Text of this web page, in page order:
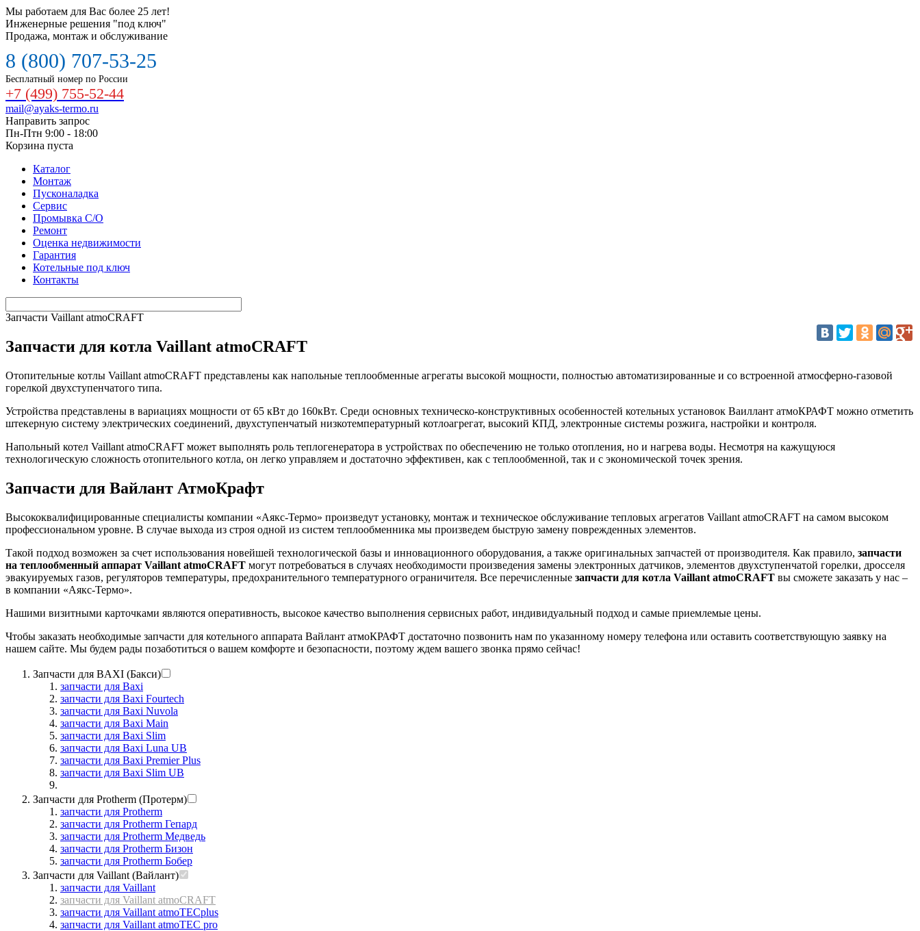
Мы работаем для Вас более 25 лет!
Инженерные решения "под ключ"
Продажа, монтаж и обслуживание
8 (800) 707-53-25
Бесплатный номер по России
+7 (499) 755-52-44
mail@ayaks-termo.ru
Направить запрос
Пн-Птн 9:00 - 18:00
Корзина пуста
Каталог
Монтаж
Пусконаладка
Сервис
Промывка С/О
Ремонт
Оценка недвижимости
Гарантия
Котельные под ключ
Контакты
Запчасти Vaillant atmoCRAFT
Запчасти для котла Vaillant atmoCRAFT
Отопительные котлы Vaillant atmoCRAFT представлены как напольные теплообменные агрегаты высокой мощности, полностью автоматизированные и со встроенной атмосферно-газовой
горелкой двухступенчатого типа.
Устройства представлены в вариациях мощности от 65 кВт до 160кВт. Среди основных техническо-конструктивных особенностей котельных установок Ваиллант атмоКРАФТ можно отметить
штекерную систему электрических соединений, двухступенчатый низкотемпературный котлоагрегат, высокий КПД, электронные системы розжига, настройки и контроля.
Напольный котел Vaillant atmoCRAFT может выполнять роль теплогенератора в устройствах по обеспечению не только отопления, но и нагрева воды. Несмотря на кажущуюся
технологическую сложность отопительного котла, он легко управляем и достаточно эффективен, как с теплообменной, так и с экономической точек зрения.
Запчасти для Вайлант АтмоКрафт
Высококвалифицированные специалисты компании «Аякс-Термо» произведут установку, монтаж и техническое обслуживание тепловых агрегатов Vaillant atmoCRAFT на самом высоком
профессиональном уровне. В случае выхода из строя одной из систем теплообменника мы произведем быструю замену поврежденных элементов.
Такой подход возможен за счет использования новейшей технологической базы и инновационного оборудования, а также оригинальных запчастей от производителя. Как правило, запчасти
на теплообменный аппарат Vaillant atmoCRAFT могут потребоваться в случаях необходимости произведения замены электронных датчиков, элементов двухступенчатой горелки, дросселя
эвакуируемых газов, регуляторов температуры, предохранительного температурного ограничителя. Все перечисленные запчасти для котла Vaillant atmoCRAFT вы сможете заказать у нас –
в компании «Аякс-Термо».
Нашими визитными карточками являются оперативность, высокое качество выполнения сервисных работ, индивидуальный подход и самые приемлемые цены.
Чтобы заказать необходимые запчасти для котельного аппарата Вайлант атмоКРАФТ достаточно позвонить нам по указанному номеру телефона или оставить соответствующую заявку на
нашем сайте. Мы будем рады позаботиться о вашем комфорте и безопасности, поэтому ждем вашего звонка прямо сейчас!
Запчасти для BAXI (Бакси)
запчасти для Baxi
запчасти для Baxi Fourtech
запчасти для Baxi Nuvola
запчасти для Baxi Main
запчасти для Baxi Slim
запчасти для Baxi Luna UB
запчасти для Baxi Premier Plus
запчасти для Baxi Slim UB
Запчасти для Protherm (Протерм)
запчасти для Protherm
запчасти для Protherm Гепард
запчасти для Protherm Медведь
запчасти для Protherm Бизон
запчасти для Protherm Бобер
Запчасти для Vaillant (Вайлант)
запчасти для Vaillant
запчасти для Vaillant atmoCRAFT
запчасти для Vaillant atmoTECplus
запчасти для Vaillant atmoTEC pro